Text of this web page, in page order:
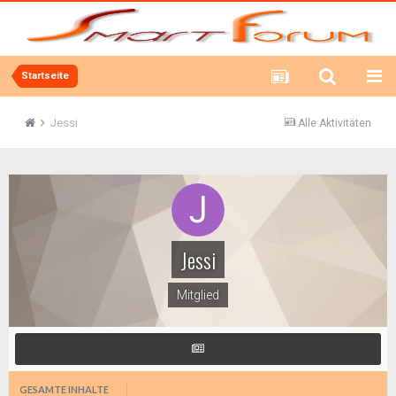
Startseite
Alle Aktivitäten
Jessi
Jessi
Mitglied
GESAMTE INHALTE